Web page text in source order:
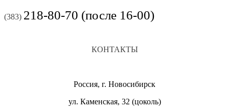
(383) 218-80-70 (после 16-00)
КОНТАКТЫ
Россия, г. Новосибирск
ул. Каменская, 32 (цоколь)